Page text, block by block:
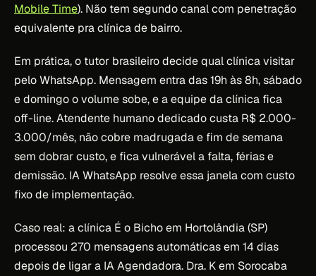
Mobile Time). Não tem segundo canal com penetração
equivalente pra clínica de bairro.
Em prática, o tutor brasileiro decide qual clínica visitar
pelo WhatsApp. Mensagem entra das 19h às 8h, sábado
e domingo o volume sobe, e a equipe da clínica fica
off-line. Atendente humano dedicado custa R$ 2.000-
3.000/mês, não cobre madrugada e fim de semana
sem dobrar custo, e fica vulnerável a falta, férias e
demissão. IA WhatsApp resolve essa janela com custo
fixo de implementação.
Caso real: a clínica É o Bicho em Hortolândia (SP)
processou 270 mensagens automáticas em 14 dias
depois de ligar a IA Agendadora. Dra. K em Sorocaba